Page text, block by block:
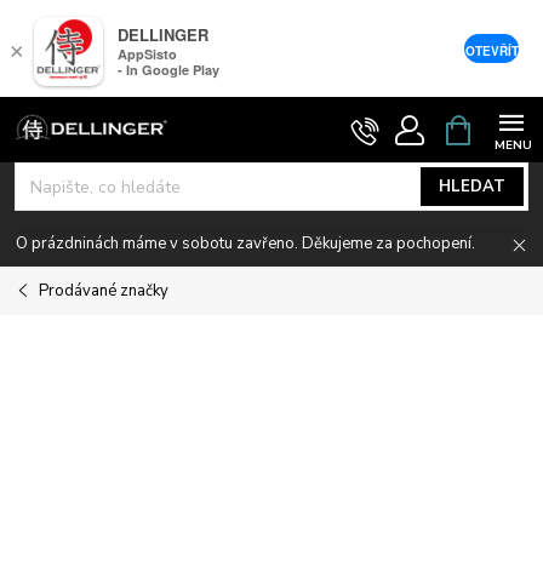
Přejít
na
obsah
HLEDAT
NÁKUPNÍ
KOŠÍK
O prázdninách máme v sobotu zavřeno. Děkujeme za pochopení.
Prodávané značky
×
DELLINGER
AppSisto
- In Google Play
OTEVŘÍT